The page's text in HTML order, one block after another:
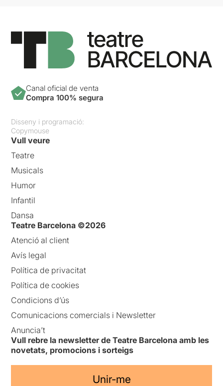
Canal oficial de venta
Compra 100% segura
Disseny i programació:
Copymouse
Vull veure
Teatre
Musicals
Humor
Infantil
Dansa
Teatre Barcelona ©2026
Atenció al client
Avís legal
Política de privacitat
Política de cookies
Condicions d’ús
Comunicacions comercials i Newsletter
Anuncia’t
Vull rebre la newsletter de Teatre Barcelona amb les
novetats, promocions i sorteigs
Unir-me